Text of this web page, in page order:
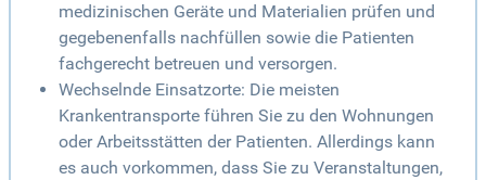
medizinischen Geräte und Materialien prüfen und
gegebenenfalls nachfüllen sowie die Patienten
fachgerecht betreuen und versorgen.
Wechselnde Einsatzorte: Die meisten
Krankentransporte führen Sie zu den Wohnungen
oder Arbeitsstätten der Patienten. Allerdings kann
es auch vorkommen, dass Sie zu Veranstaltungen,